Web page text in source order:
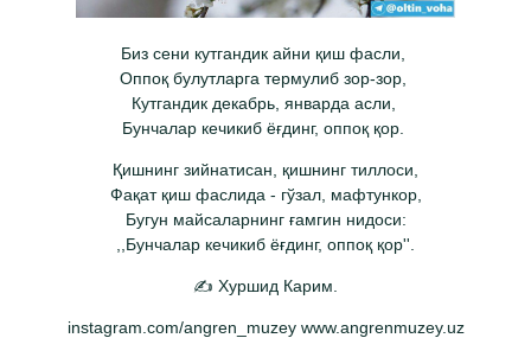
Биз сени кутгандик айни қиш фасли,
Оппоқ булутларга термулиб зор-зор,
Кутгандик декабрь, январда асли,
Бунчалар кечикиб ёғдинг, оппоқ қор.
Қишнинг зийнатисан, қишнинг тиллоси,
Фақат қиш фаслида - гўзал, мафтункор,
Бугун майсаларнинг ғамгин нидоси:
,,Бунчалар кечикиб ёғдинг, оппоқ қор''.
✍️ Хуршид Карим.
instagram.com/angren_muzey www.angrenmuzey.uz